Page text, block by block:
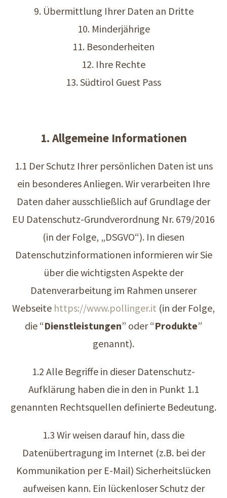
9. Übermittlung Ihrer Daten an Dritte
10. Minderjährige
11. Besonderheiten
12. Ihre Rechte
13. Südtirol Guest Pass
1. Allgemeine Informationen
1.1 Der Schutz Ihrer persönlichen Daten ist uns
ein besonderes Anliegen. Wir verarbeiten Ihre
Daten daher ausschließlich auf Grundlage der
EU Datenschutz-Grundverordnung Nr. 679/2016
(in der Folge, „DSGVO“). In diesen
Datenschutzinformationen informieren wir Sie
über die wichtigsten Aspekte der
Datenverarbeitung im Rahmen unserer
Webseite https://www.pollinger.it (in der Folge,
die “Dienstleistungen” oder “Produkte”
genannt).
1.2 Alle Begriffe in dieser Datenschutz-
Aufklärung haben die in den in Punkt 1.1
genannten Rechtsquellen definierte Bedeutung.
1.3 Wir weisen darauf hin, dass die
Datenübertragung im Internet (z.B. bei der
Kommunikation per E-Mail) Sicherheitslücken
aufweisen kann. Ein lückenloser Schutz der